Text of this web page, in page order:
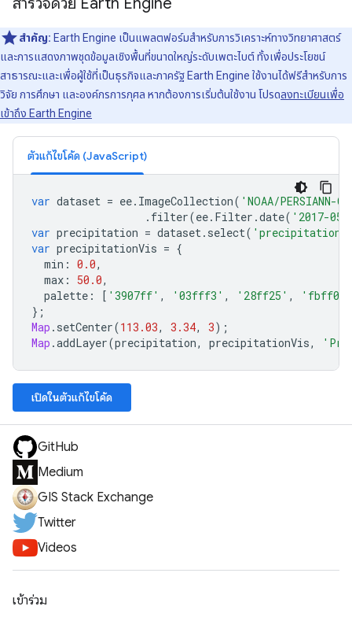
สำคัญ: Earth Engine เป็นแพลตฟอร์มสําหรับการวิเคราะห์ทางวิทยาศาสตร์
และการแสดงภาพชุดข้อมูลเชิงพื้นที่ขนาดใหญ่ระดับเพตะไบต์ ทั้งเพื่อประโยชน์
สาธารณะและเพื่อผู้ใช้ที่เป็นธุรกิจและภาครัฐ Earth Engine ใช้งานได้ฟรีสำหรับการ
วิจัย การศึกษา และองค์กรการกุศล หากต้องการเริ่มต้นใช้งาน โปรดลงทะเบียนเพื่อ
เข้าถึง Earth Engine
ตัวแก้ไขโค้ด (JavaScript)
var dataset = ee. ImageCollection( 'NOAA/PERSIANN-
. filter(ee. Filter .date( '2017-
var precipitation = dataset. select( 'precipitation'
var precipitationVis = {
min : 0.0,
max : 50.0,
palette : [ '3907ff' , '03fff3' , '28ff25' ,
'fbff09'
};
Map . setCenter(113.03, 3.34, 3);
Map .addLayer(precipitation, precipitationVis,
เปิดในตัวแก้ไขโค้ด
GitHub
Medium
GIS Stack Exchange
Twitter
Videos
เข้าร่วม